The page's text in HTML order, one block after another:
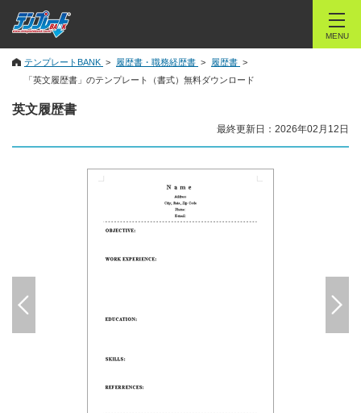
MENU
テンプレートBANK 履歴書・職務経歴書
履歴書
「英文履歴書」のテンプレート（書式）無料ダウンロード
英文履歴書
最終更新日：2026年02月12日